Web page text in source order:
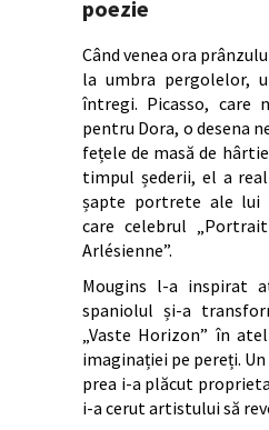
poezie
Când venea ora
la umbra pergolelor,
întregi. Picasso, care
pentru Dora, o desena
fețele de masă de
timpul șederii, el a
șapte portrete ale lui
care celebrul
Arlésienne”.
Mougins l-a inspirat
spaniolul și-a
„Vaste Horizon” în
imaginației pe pereți.
prea i-a plăcut
i-a cerut artistului să